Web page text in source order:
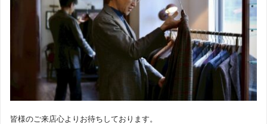
皆様のご来店心よりお待ちしております。